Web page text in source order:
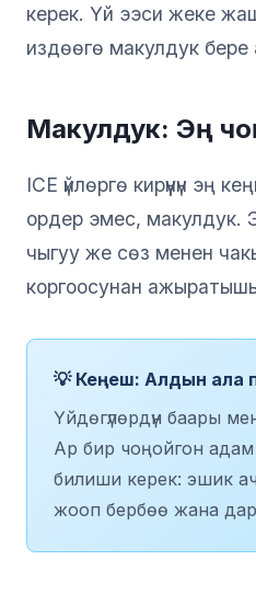
керек. Үй ээси жеке
издөөгө макулдук бере
Макулдук: Эң
ICE үйлөргө кирүүнүн эң
ордер эмес, макулдук.
чыгуу же сөз менен
коргоосунан ажыратышы
💡 Кеңеш: Алдын ала
Үйдөгүлөрдүн баары
Ар бир чоңойгон
билиши керек: эшик
жооп бербөө жана